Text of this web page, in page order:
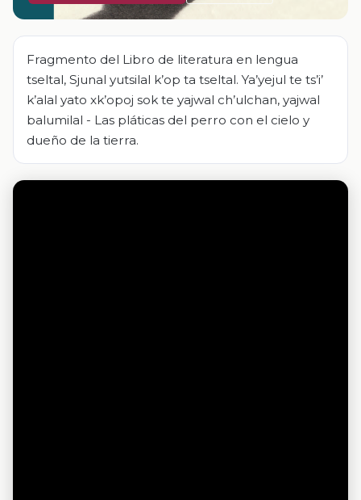
Fragmento del Libro de literatura en lengua
tseltal, Sjunal yutsilal k’op ta tseltal. Ya’yejul te ts’i’
k’alal yato xk’opoj sok te yajwal ch’ulchan, yajwal
balumilal - Las pláticas del perro con el cielo y
dueño de la tierra.